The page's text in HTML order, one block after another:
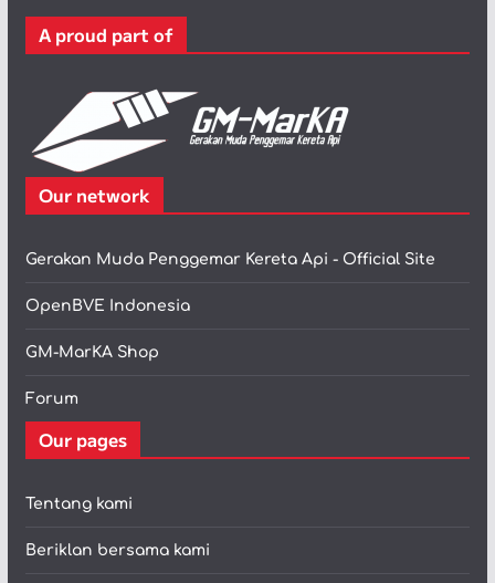
r
A proud part of
Our network
Gerakan Muda Penggemar Kereta Api - Official Site
OpenBVE Indonesia
GM-MarKA Shop
Forum
Our pages
Tentang kami
Beriklan bersama kami